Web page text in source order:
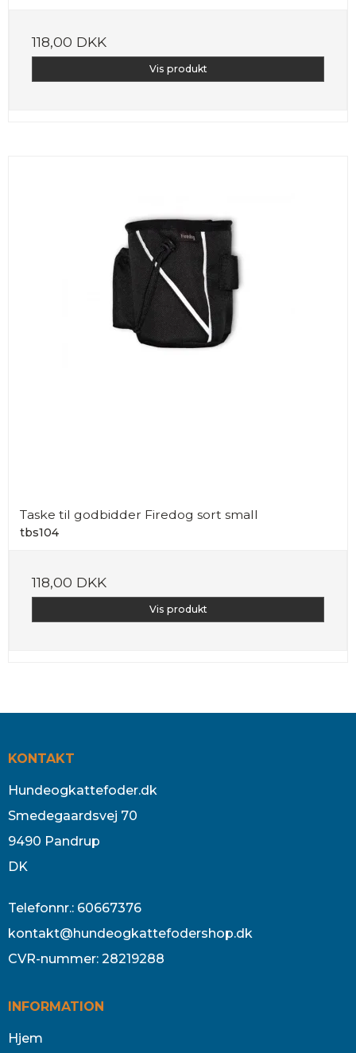
118,00 DKK
Vis produkt
Taske til godbidder Firedog sort small
tbs104
118,00 DKK
Vis produkt
KONTAKT
Hundeogkattefoder.dk
Smedegaardsvej 70
9490 Pandrup
DK
Telefonnr.: 60667376
kontakt@hundeogkattefodershop.dk
CVR-nummer: 28219288
INFORMATION
Hjem